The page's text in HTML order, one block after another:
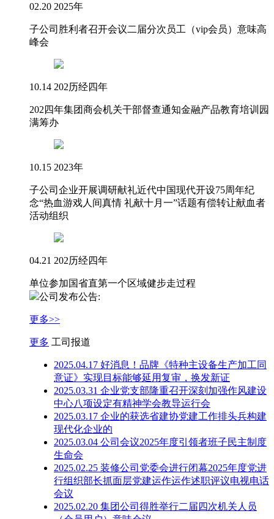
02.20 2025年
子公司胜利者召开会议二届分次员工（vip会员）意味高
峰会
10.14 202历经四年
202四年集团商会机关干部督查通知金融产品教育培训园
满筹办
10.15 2023年
子公司企业开展调研献礼近代中国现代开设75周年纪
念“热血游戏人间真情 礼献十月一”话题有偿转让献血者
活动组织
04.21 202历经四年
单位参加国省直第一个区域健步走过程
公司发布公告:
更多>>
更多 工司报道
2025.04.17 好消息！品牌《特​种主设备生产加工同
意证》实现目标能够延用复审，换发新证
2025.03.31 企业党支部隆重召开深刻加强作风建设
中心八项设定有精神学会教导运行会
2025.03.17 企业的获选省建协党建工作排头兵构建
现代化企业的
2025.03.04 公司会议2025年度引领者班子民主制度
生命会
2025.02.25 装修公司党委会进行闭幕2025年度党进
行组织部长抓面层党建运作运作述职评议电视电话
会议
2025.02.20 集团公司得胜举行二届四次机关人员